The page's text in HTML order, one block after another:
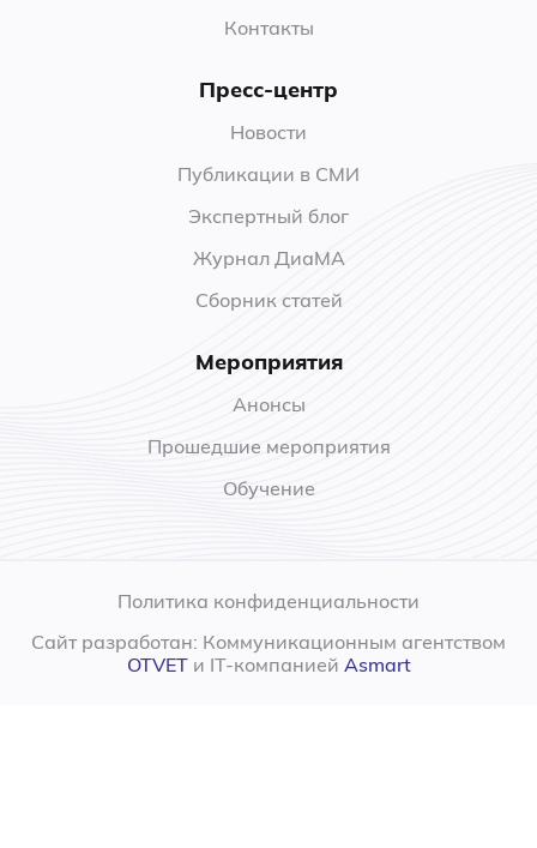
Контакты
Пресс-центр
Новости
Публикации в СМИ
Экспертный блог
Журнал ДиаМА
Сборник статей
Мероприятия
Анонсы
Прошедшие мероприятия
Обучение
Политика конфиденциальности
Сайт разработан: Коммуникационным агентством
OTVETи IT-компанией Asmart